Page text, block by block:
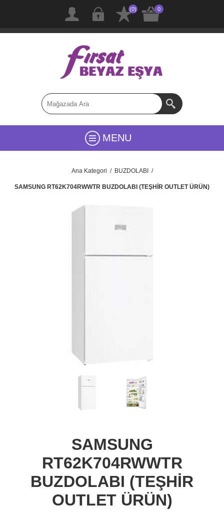
(0) 0
MENU
Ana Kategori / BUZDOLABI /
SAMSUNG RT62K704RWWTR BUZDOLABI (TEŞHİR OUTLET ÜRÜN)
SAMSUNG
RT62K704RWWTR
BUZDOLABI (TEŞHİR
OUTLET ÜRÜN)